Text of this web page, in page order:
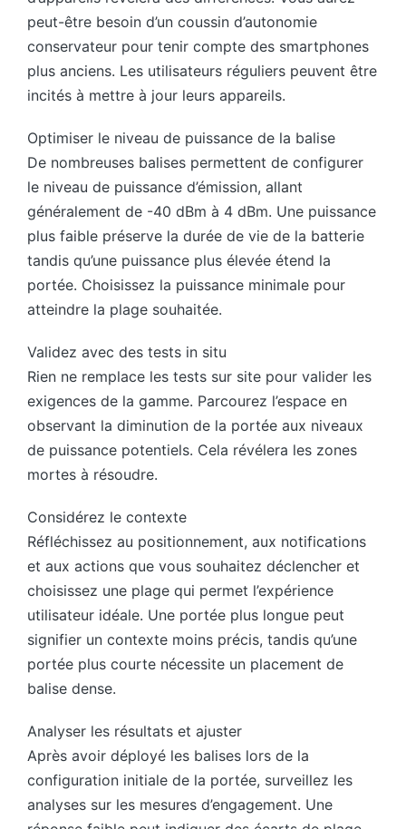
peut-être besoin d’un coussin d’autonomie
conservateur pour tenir compte des smartphones
plus anciens. Les utilisateurs réguliers peuvent être
incités à mettre à jour leurs appareils.
Optimiser le niveau de puissance de la balise
De nombreuses balises permettent de configurer
le niveau de puissance d’émission, allant
généralement de -40 dBm à 4 dBm. Une puissance
plus faible préserve la durée de vie de la batterie
tandis qu’une puissance plus élevée étend la
portée. Choisissez la puissance minimale pour
atteindre la plage souhaitée.
Validez avec des tests in situ
Rien ne remplace les tests sur site pour valider les
exigences de la gamme. Parcourez l’espace en
observant la diminution de la portée aux niveaux
de puissance potentiels. Cela révélera les zones
mortes à résoudre.
Considérez le contexte
Réfléchissez au positionnement, aux notifications
et aux actions que vous souhaitez déclencher et
choisissez une plage qui permet l’expérience
utilisateur idéale. Une portée plus longue peut
signifier un contexte moins précis, tandis qu’une
portée plus courte nécessite un placement de
balise dense.
Analyser les résultats et ajuster
Après avoir déployé les balises lors de la
configuration initiale de la portée, surveillez les
analyses sur les mesures d’engagement. Une